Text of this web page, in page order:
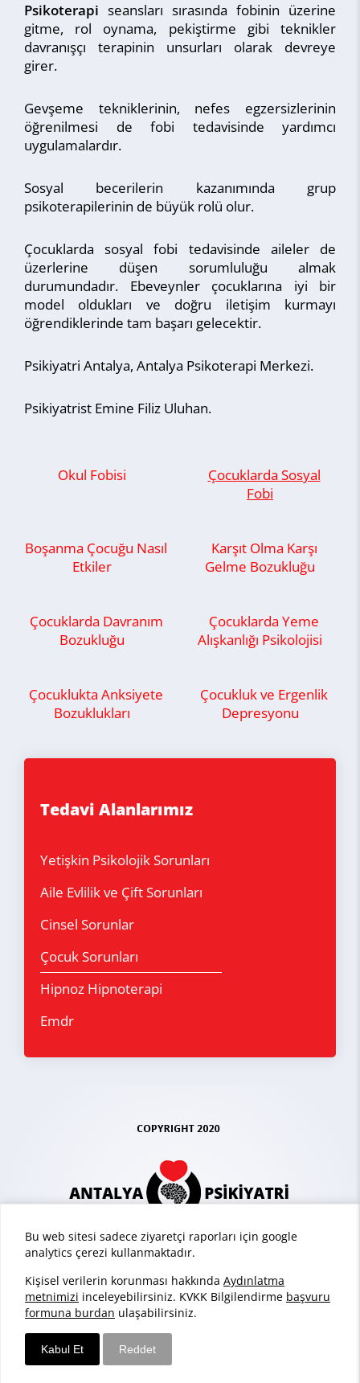
Psikoterapi seansları sırasında fobinin üzerine
gitme, rol oynama, pekiştirme gibi teknikler
davranışçı terapinin unsurları olarak devreye
girer.
Gevşeme tekniklerinin, nefes egzersizlerinin
öğrenilmesi de fobi tedavisinde yardımcı
uygulamalardır.
Sosyal becerilerin kazanımında grup
psikoterapilerinin de büyük rolü olur.
Çocuklarda sosyal fobi tedavisinde aileler de
üzerlerine düşen sorumluluğu almak
durumundadır. Ebeveynler çocuklarına iyi bir
model oldukları ve doğru iletişim kurmayı
öğrendiklerinde tam başarı gelecektir.
Psikiyatri Antalya, Antalya Psikoterapi Merkezi.
Psikiyatrist Emine Filiz Uluhan.
Okul Fobisi
Çocuklarda Sosyal
Fobi
Boşanma Çocuğu Nasıl
Etkiler
Karşıt Olma Karşı
Gelme Bozukluğu
Çocuklarda Davranım
Bozukluğu
Çocuklarda Yeme
Alışkanlığı Psikolojisi
Çocuklukta Anksiyete
Bozuklukları
Çocukluk ve Ergenlik
Depresyonu
Tedavi Alanlarımız
Yetişkin Psikolojik Sorunları
Aile Evlilik ve Çift Sorunları
Cinsel Sorunlar
Çocuk Sorunları
Hipnoz Hipnoterapi
Emdr
Bu web sitesi sadece ziyaretçi raporları için google
analytics çerezi kullanmaktadır.
Kişisel verilerin korunması hakkında Aydınlatma
metnimizi inceleyebilirsiniz. KVKK Bilgilendirme başvuru
formuna burdan ulaşabilirsiniz.
Kabul Et Reddet
Sarvon®Web Tasarım